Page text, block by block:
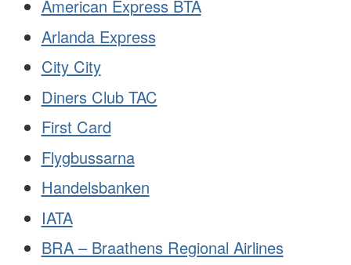
American Express BTA
Arlanda Express
City City
Diners Club TAC
First Card
Flygbussarna
Handelsbanken
IATA
BRA – Braathens Regional Airlines